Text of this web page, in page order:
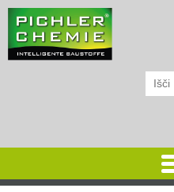
Išči: